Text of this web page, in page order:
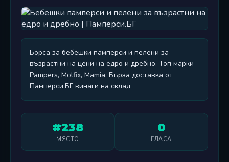
Борса за бебешки памперси и пелени за
възрастни на цени на едро и дребно. Топ марки
Pampers, Molfix, Mamia. Бърза доставка от
Памперси.БГ винаги на склад
#238
МЯСТО
0
ГЛАСА